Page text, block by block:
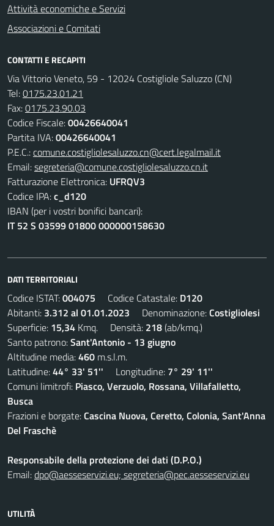
Attività economiche e Servizi
Associazioni e Comitati
CONTATTI E RECAPITI
Via Vittorio Veneto, 59 - 12024 Costigliole Saluzzo (CN)
Tel:0175.23.01.21
Fax:0175.23.90.03
Codice Fiscale:00426640041
Partita IVA:00426640041
P.E.C.:comune.costigliolesaluzzo.cn@cert.legalmail.it
Email:segreteria@comune.costigliolesaluzzo.cn.it
Fatturazione Elettronica: UFRQV3
Codice IPA:c_d120
IBAN (per i vostri bonifici bancari):
IT 52 S 03599 01800 000000158630
DATI TERRITORIALI
Codice ISTAT:004075 Codice Catastale: D120
Abitanti: 3.312 al 01.01.2023 Denominazione:Costigliolesi
Superficie: 15,34 Kmq. Densità: 218(ab/kmq.)
Santo patrono:Sant'Antonio - 13 giugno
Altitudine media:460 m.s.l.m.
Latitudine:44° 33' 51'' Longitudine: 7° 29' 11''
Comuni limitrofi: Piasco, Verzuolo, Rossana, Villafalletto,
Busca
Frazioni e borgate:Cascina Nuova, Ceretto, Colonia, Sant'Anna
Del Fraschè
Responsabile della protezione dei dati (D.P.O.)
Email:dpo@aesseservizi.eu; segreteria@pec.aesseservizi.eu
UTILITÀ